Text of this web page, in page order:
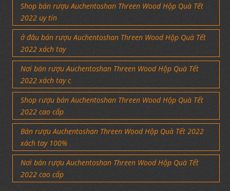
Shop bán rượu Auchentoshan Threen Wood Hộp Quà Tết
2022 uy tín
ở đâu bán rượu Auchentoshan Threen Wood Hộp Quà Tết
2022 xách tay
Nơi bán rượu Auchentoshan Threen Wood Hộp Quà Tết
2022 xách tay c
Shop rượu bán Auchentoshan Threen Wood Hộp Quà Tết
2022 cao cấp
Bán rượu Auchentoshan Threen Wood Hộp Quà Tết 2022
xách tay 100%
Nơi bán rượu Auchentoshan Threen Wood Hộp Quà Tết
2022 cao cấp